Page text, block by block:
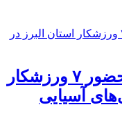
۲ مدال برنز نتیجه حضور ۷ ورزشکار
آسیایی